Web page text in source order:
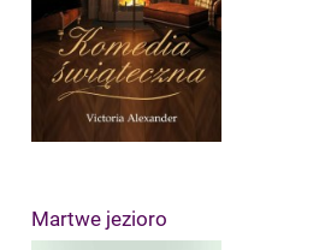
Martwe jezioro